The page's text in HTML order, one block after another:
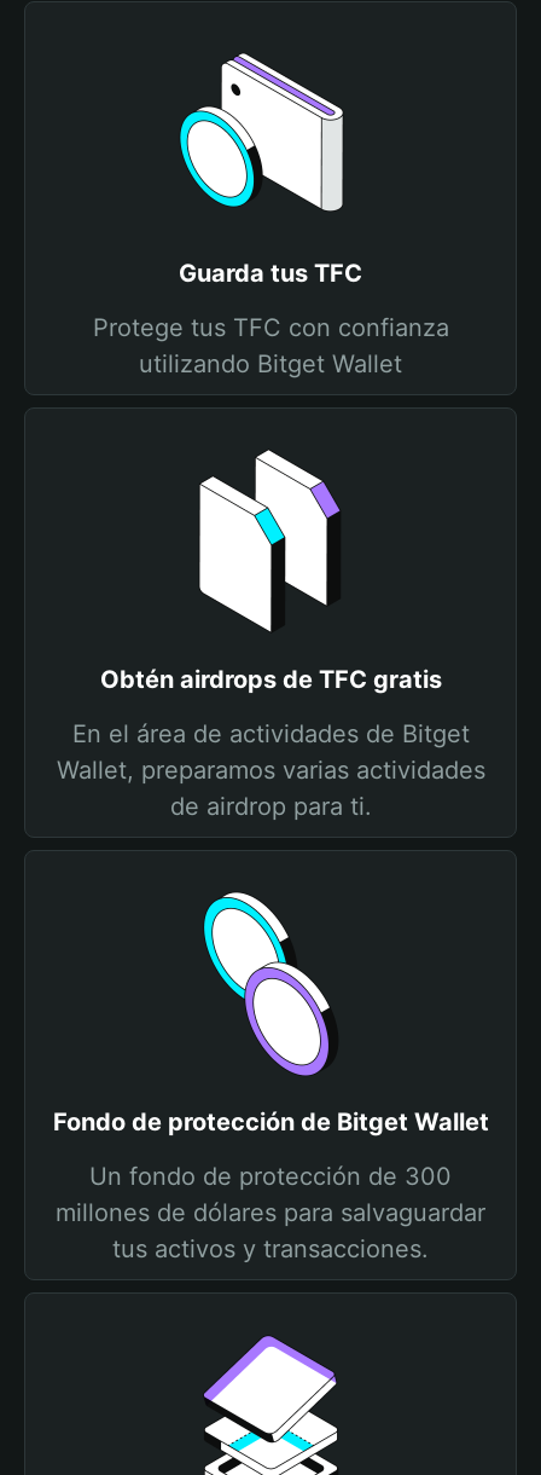
Guarda tus TFC
Protege tus TFC con confianza
utilizando Bitget Wallet
Obtén airdrops de TFC gratis
En el área de actividades de Bitget
Wallet, preparamos varias actividades
de airdrop para ti.
Fondo de protección de Bitget Wallet
Un fondo de protección de 300
millones de dólares para salvaguardar
tus activos y transacciones.